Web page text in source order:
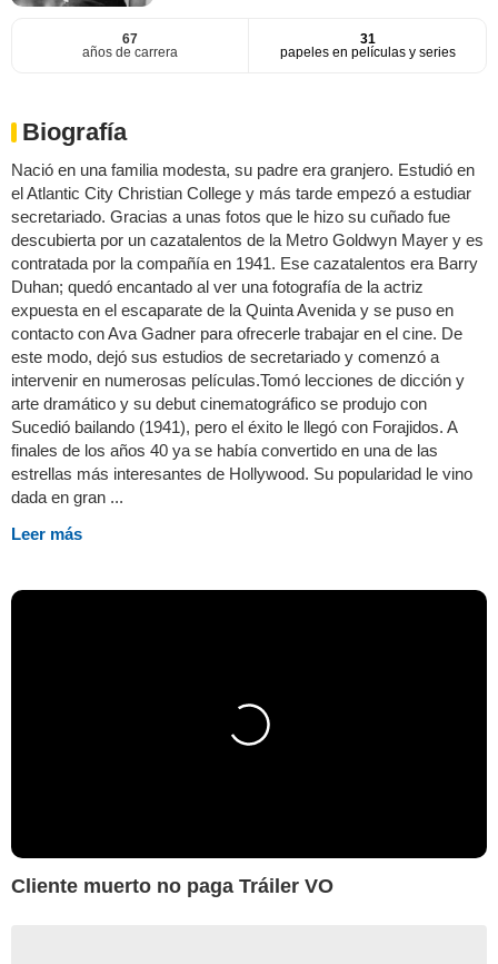
67
años de carrera
31
papeles en películas y series
Biografía
Nació en una familia modesta, su padre era granjero. Estudió en
el Atlantic City Christian College y más tarde empezó a estudiar
secretariado. Gracias a unas fotos que le hizo su cuñado fue
descubierta por un cazatalentos de la Metro Goldwyn Mayer y es
contratada por la compañía en 1941. Ese cazatalentos era Barry
Duhan; quedó encantado al ver una fotografía de la actriz
expuesta en el escaparate de la Quinta Avenida y se puso en
contacto con Ava Gadner para ofrecerle trabajar en el cine. De
este modo, dejó sus estudios de secretariado y comenzó a
intervenir en numerosas películas.Tomó lecciones de dicción y
arte dramático y su debut cinematográfico se produjo con
Sucedió bailando (1941), pero el éxito le llegó con Forajidos. A
finales de los años 40 ya se había convertido en una de las
estrellas más interesantes de Hollywood. Su popularidad le vino
dada en gran ...
Leer más
Cliente muerto no paga Tráiler VO